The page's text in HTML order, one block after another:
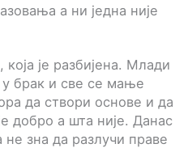
а ни једна није
је разбијена. Млади
у брак и све се мање
да створи основе и да
добро а шта није. Данас
зна да разлучи праве